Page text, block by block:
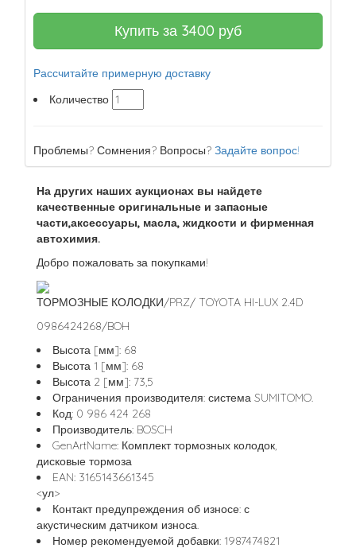
Купить за 3400 руб
Рассчитайте примерную доставку
Количество
Проблемы? Сомнения? Вопросы? Задайте вопрос!
На других наших аукционах вы найдете
качественные оригинальные и запасные
части,аксессуары, масла, жидкости и фирменная
автохимия.
Добро пожаловать за покупками!
ТОРМОЗНЫЕ КОЛОДКИ/PRZ/ TOYOTA HI-LUX 2.4D
0986424268/BOH
Высота [мм]: 68
Высота 1 [мм]: 68
Высота 2 [мм]: 73,5
Ограничения производителя: система SUMITOMO.
Код: 0 986 424 268
Производитель: BOSCH
GenArtName: Комплект тормозных колодок,
дисковые тормоза
EAN: 3165143661345
<ул>
Контакт предупреждения об износе: с
акустическим датчиком износа.
Номер рекомендуемой добавки: 1987474821